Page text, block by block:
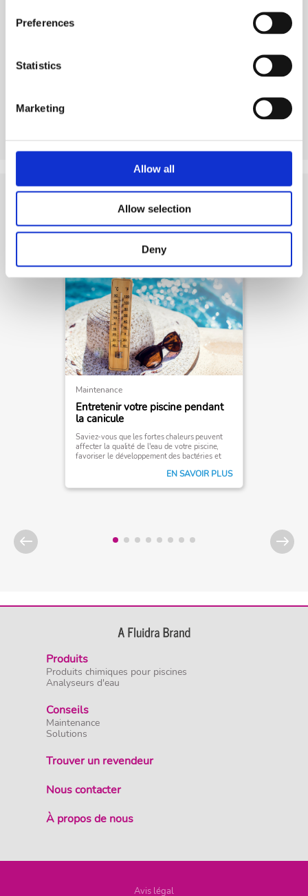
Preferences
Statistics
Marketing
Allow all
Allow selection
Deny
Conseilset articles connexes
Maintenance
Entretenir votre piscine pendant
la canicule
Saviez-vous que les fortes chaleurs peuvent
affecter la qualité de l'eau de votre piscine,
favoriser le développement des bactéries et
EN SAVOIR PLUS
Produits
Produits chimiques pour piscines
Analyseurs d'eau
Conseils
Maintenance
Solutions
Trouver un revendeur
Nous contacter
À propos de nous
Avis légal